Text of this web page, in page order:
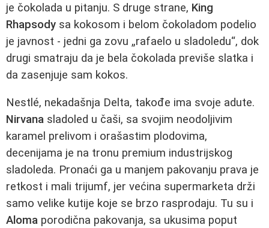
je čokolada u pitanju. S druge strane, King
Rhapsody sa kokosom i belom čokoladom podelio
je javnost - jedni ga zovu „rafaelo u sladoledu“, dok
drugi smatraju da je bela čokolada previše slatka i
da zasenjuje sam kokos.
Nestlé, nekadašnja Delta, takođe ima svoje adute.
Nirvana sladoled u čaši, sa svojim neodoljivim
karamel prelivom i orašastim plodovima,
decenijama je na tronu premium industrijskog
sladoleda. Pronaći ga u manjem pakovanju prava je
retkost i mali trijumf, jer većina supermarketa drži
samo velike kutije koje se brzo rasprodaju. Tu su i
Aloma porodična pakovanja, sa ukusima poput